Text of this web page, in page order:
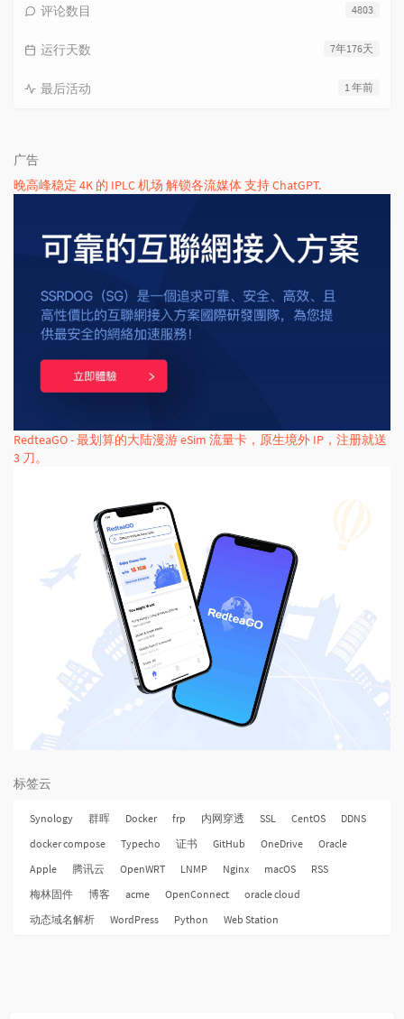
4803
评论数目
7年176天
运行天数
1 年前
最后活动
广告
晚高峰稳定 4K 的 IPLC 机场 解锁各流媒体 支持 ChatGPT.
RedteaGO - 最划算的大陆漫游 eSim 流量卡，原生境外 IP，注册就送
3 刀。
标签云
Synology 群晖 Docker frp 内网穿透 SSL CentOS
DDNS
docker compose
Typecho 证书 GitHub OneDrive
Oracle
Apple
腾讯云 OpenWRT LNMP Nginx macOS
RSS
梅林固件
博客 acme OpenConnect
oracle cloud
动态域名解析
WordPress Python Web Station